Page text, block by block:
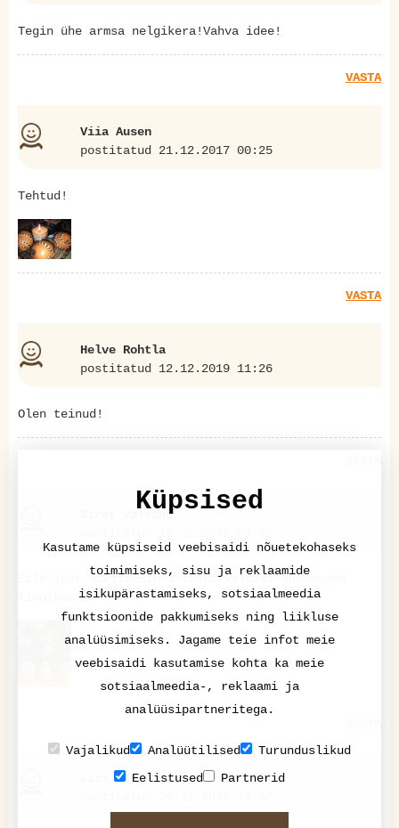
Tegin ühe armsa nelgikera!Vahva idee!
VASTA
Viia Ausen
postitatud 21.12.2017 00:25
Tehtud!
VASTA
Helve Rohtla
postitatud 12.12.2019 11:26
Olen teinud!
Siret Valving
Eile just nokitsesin 3 tükki valmis, suunduvad
kingikotti!
Küpsised
Kasutame küpsiseid veebisaidi nõuetekohaseks
toimimiseks, sisu ja reklaamide
isikupärastamiseks, sotsiaalmeedia
funktsioonide pakkumiseks ning liikluse
analüüsimiseks. Jagame teie infot meie
veebisaidi kasutamise kohta ka meie
sotsiaalmeedia-, reklaami ja
analüüsipartneritega.
Vajalikud Analüütilised
Turunduslikud
Eelistused
Partnerid